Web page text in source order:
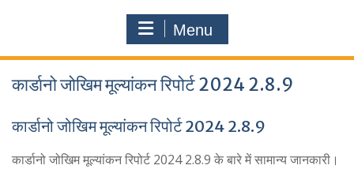
Menu
कार्डानो जोखिम मूल्यांकन रिपोर्ट 2024 2.8.9
कार्डानो जोखिम मूल्यांकन रिपोर्ट 2024 2.8.9
कार्डानो जोखिम मूल्यांकन रिपोर्ट 2024 2.8.9 के बारे में सामान्य जानकारी।